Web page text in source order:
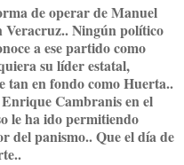
de operar de Manuel
Ningún político
a ese partido como
su líder estatal,
tan en fondo como Huerta..
Enrique Cambranis en el
le ha ido permitiendo
del panismo.. Que el día de